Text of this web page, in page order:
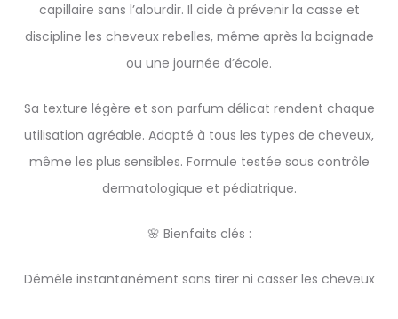
capillaire sans l’alourdir. Il aide à prévenir la casse et
discipline les cheveux rebelles, même après la baignade
ou une journée d’école.
Sa texture légère et son parfum délicat rendent chaque
utilisation agréable. Adapté à tous les types de cheveux,
même les plus sensibles. Formule testée sous contrôle
dermatologique et pédiatrique.
🌸 Bienfaits clés :
Démêle instantanément sans tirer ni casser les cheveux